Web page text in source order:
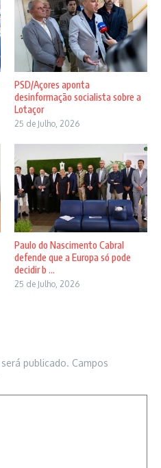
PSD/Açores aponta
desinformação socialista sobre a
Lotaçor
25 de Julho, 2026
Paulo do Nascimento Cabral
defende que a Europa só pode
decidir b ...
25 de Julho, 2026
publicado. Campos